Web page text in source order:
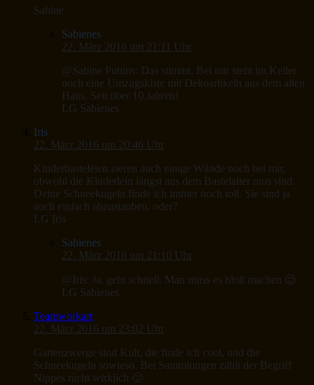
Sabine
Sabienes
22. März 2016 um 21:11 Uhr
@Sabine Puttins: Das stimmt. Bei mir steht im Keller
noch eine Umzugskiste mit Dekoartikeln aus dem alten
Haus. Seit über 10 Jahren!
LG Sabienes
Iris
22. März 2016 um 20:46 Uhr
Kinderbasteleien zieren auch einige Wände noch bei mir,
obwohl die Kinderlein längst aus dem Bastelalter raus sind.
Deine Schneekugeln finde ich immer noch toll. Sie sind ja
auch einfach abzustauben, oder?
LG Iris
Sabienes
22. März 2016 um 21:10 Uhr
@Iris: Ja, geht schnell. Man muss es bloß machen 😉
LG Sabienes
Teamworkart
22. März 2016 um 23:02 Uhr
Gartenzwerge sind Kult, die finde ich cool, und die
Schneekugeln sowieso. Bei Sammlungen zählt der Begriff
Nippes nicht wirklich 🙂